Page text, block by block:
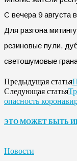
С вечера 9 августа
Для разгона
резиновые пули,
светошумовые
Предыдущая статья
Следующая статья
опасность
ЭТО МОЖЕТ БЫТЬ
Новости